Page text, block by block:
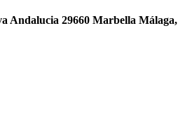
Andalucia 29660 Marbella Málaga,